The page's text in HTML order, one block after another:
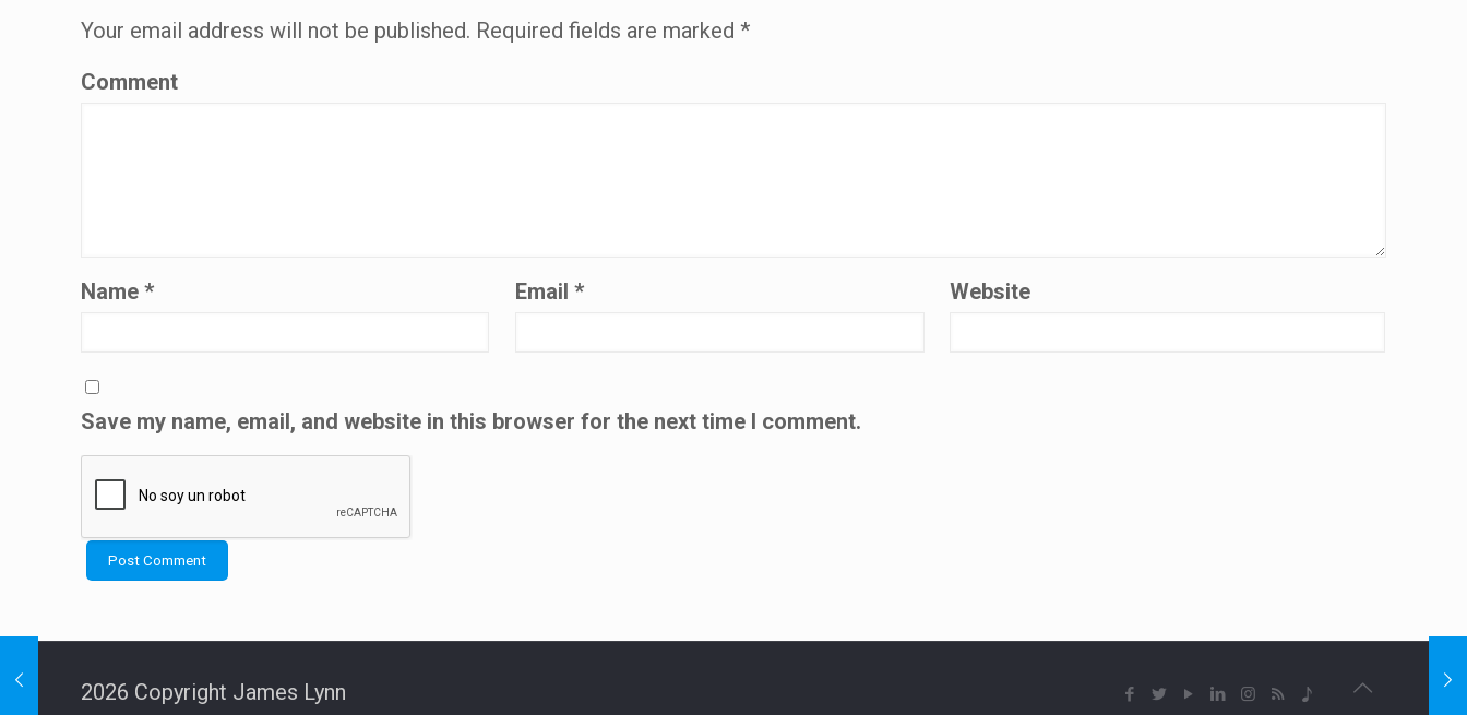
Your email address will not be published. Required fields are marked*
Comment
Name* Email* Website
Save my name, email, and website in this browser for the next time I comment.
2026 Copyright James Lynn